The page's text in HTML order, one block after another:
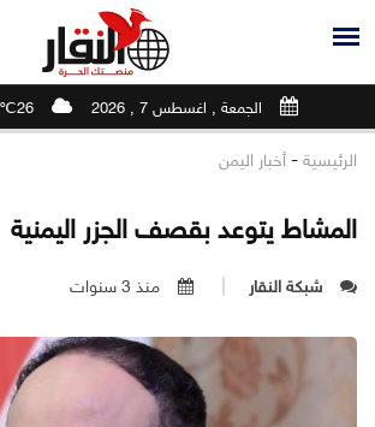
الجمعة , اغسطس 7 , 2026 26℃ صنعاء, اليمن
الرئيسية - أخبار اليمن
المشاط يتوعد بقصف الجزر اليمنية
شبكة النقار منذ 3 سنوات